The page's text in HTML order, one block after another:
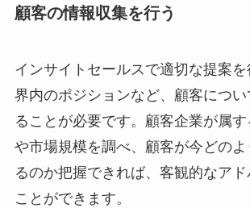
顧客の情報収集を行う
インサイトセールスで適切な提案
界内のポジションなど、顧客につ
ることが必要です。顧客企業が属
や市場規模を調べ、顧客が今どの
るのか把握できれば、客観的なアド
ことができます。